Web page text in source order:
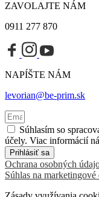
ZAVOLAJTE NÁM
0911 277 870
NAPÍŠTE NÁM
levorian@be-prim.sk
Súhlasím so
účely. Viac informácií
Prihlásiť sa
Ochrana osobných
Súhlas na